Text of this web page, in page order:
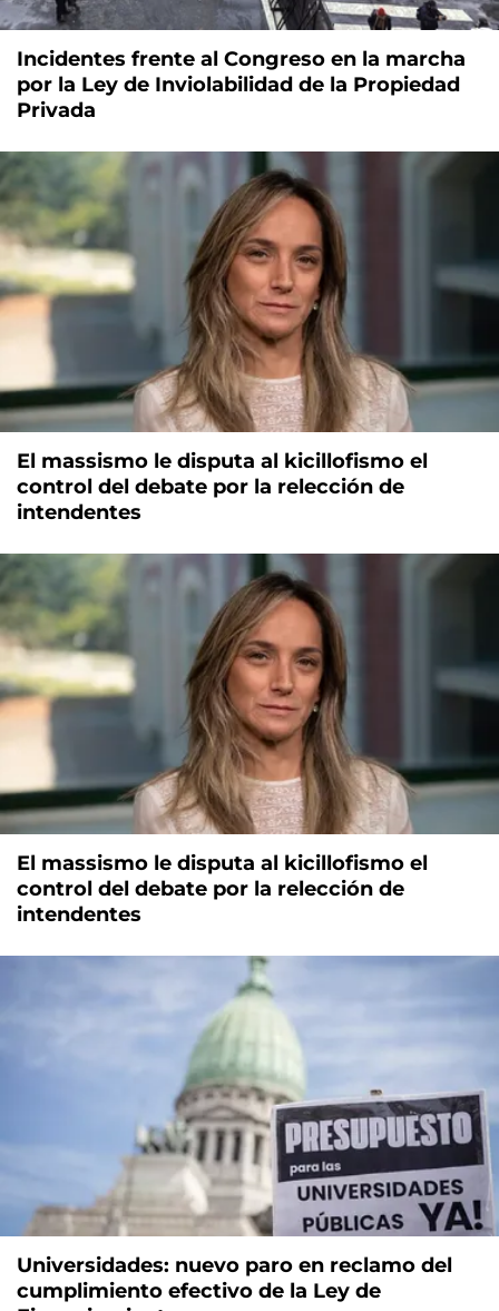
Incidentes frente al Congreso en la marcha
por la Ley de Inviolabilidad de la Propiedad
Privada
El massismo le disputa al kicillofismo el
control del debate por la relección de
intendentes
El massismo le disputa al kicillofismo el
control del debate por la relección de
intendentes
Universidades: nuevo paro en reclamo del
cumplimiento efectivo de la Ley de